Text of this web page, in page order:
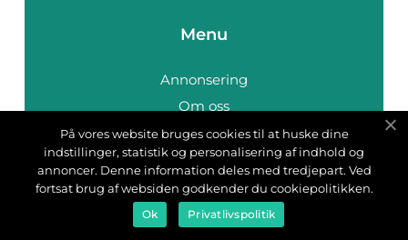
Menu
Annonsering
Om oss
Cookies
Kontakta oss
Sitemap
På vores website bruges cookies til at huske dine
indstillinger, statistik og personalisering af indhold og
annoncer. Denne information deles med tredjepart. Ved
fortsat brug af websiden godkender du cookiepolitikken.
Ok Privatlivspolitik